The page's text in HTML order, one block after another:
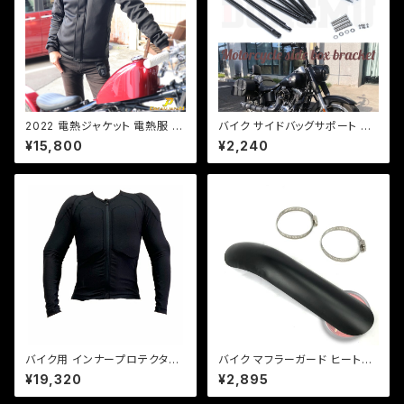
2022 電熱ジャケット 電熱服 バ
イク バイクジャケット ヒーター
ジャケット インナージャケット 1
7W インナー QC USB電源対
熱ウエア 電熱ウェア レディース
ジャケット インナー! 5v 発熱 腕
もあったかい！ 【型番：DJ-2218
¥15,800
バイク サイドバッグサポート バ
ッグ アメリカン 汎用品 サドルバ
ッグ サポート 2点可動タイプ 左
右セット ドラッグスターa038
¥2,240
バイク用 インナープロテクター
オールシーズンメッシュ ストレッ
チ生地 ソフトプロテクター採用
CE規格 肘、肩、背中、胸【DJ-a
¥19,320
バイク マフラーガード ヒートガ
ード 湾曲タイプ 【ブラック】マフ
ラー 火傷防止 カスタム バンド
取り付けサイズ40〜65mm/a3
¥2,895